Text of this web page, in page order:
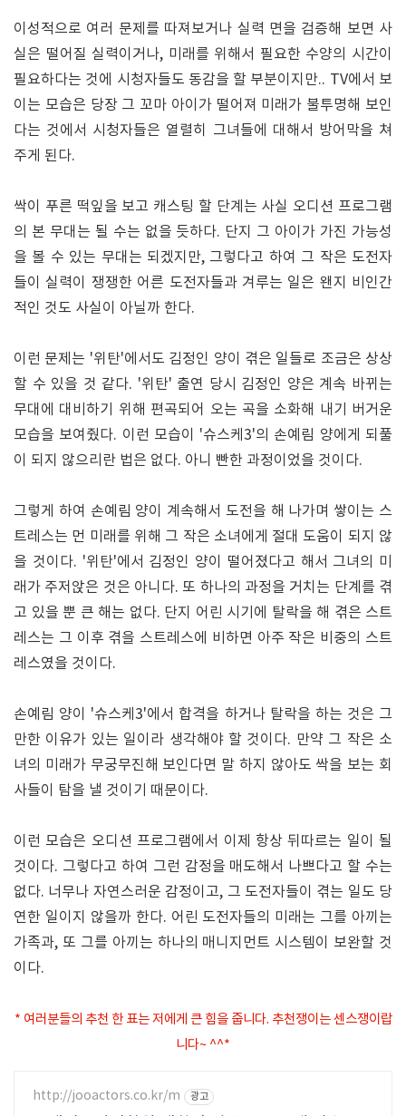
이성적으로 여러 문제를 따져보거나 실력 면을 검증해 보면 사
실은 떨어질 실력이거나, 미래를 위해서 필요한 수양의 시간이
필요하다는 것에 시청자들도 동감을 할 부분이지만.. TV에서 보
이는 모습은 당장 그 꼬마 아이가 떨어져 미래가 불투명해 보인
다는 것에서 시청자들은 열렬히 그녀들에 대해서 방어막을 쳐
주게 된다.
싹이 푸른 떡잎을 보고 캐스팅 할 단계는 사실 오디션 프로그램
의 본 무대는 될 수는 없을 듯하다. 단지 그 아이가 가진 가능성
을 볼 수 있는 무대는 되겠지만, 그렇다고 하여 그 작은 도전자
들이 실력이 쟁쟁한 어른 도전자들과 겨루는 일은 왠지 비인간
적인 것도 사실이 아닐까 한다.
이런 문제는 '위탄'에서도 김정인 양이 겪은 일들로 조금은 상상
할 수 있을 것 같다. '위탄' 출연 당시 김정인 양은 계속 바뀌는
무대에 대비하기 위해 편곡되어 오는 곡을 소화해 내기 버거운
모습을 보여줬다. 이런 모습이 '슈스케3'의 손예림 양에게 되풀
이 되지 않으리란 법은 없다. 아니 빤한 과정이었을 것이다.
그렇게 하여 손예림 양이 계속해서 도전을 해 나가며 쌓이는 스
트레스는 먼 미래를 위해 그 작은 소녀에게 절대 도움이 되지 않
을 것이다. '위탄'에서 김정인 양이 떨어졌다고 해서 그녀의 미
래가 주저앉은 것은 아니다. 또 하나의 과정을 거치는 단계를 겪
고 있을 뿐 큰 해는 없다. 단지 어린 시기에 탈락을 해 겪은 스트
레스는 그 이후 겪을 스트레스에 비하면 아주 작은 비중의 스트
레스였을 것이다.
손예림 양이 '슈스케3'에서 합격을 하거나 탈락을 하는 것은 그
만한 이유가 있는 일이라 생각해야 할 것이다. 만약 그 작은 소
녀의 미래가 무궁무진해 보인다면 말 하지 않아도 싹을 보는 회
사들이 탐을 낼 것이기 때문이다.
이런 모습은 오디션 프로그램에서 이제 항상 뒤따르는 일이 될
것이다. 그렇다고 하여 그런 감정을 매도해서 나쁘다고 할 수는
없다. 너무나 자연스러운 감정이고, 그 도전자들이 겪는 일도 당
연한 일이지 않을까 한다. 어린 도전자들의 미래는 그를 아끼는
가족과, 또 그를 아끼는 하나의 매니지먼트 시스템이 보완할 것
이다.
* 여러분들의 추천 한 표는 저에게 큰 힘을 줍니다. 추천쟁이는 센스쟁이랍
니다~ ^^*
http://jooactors.co.kr/m 광고